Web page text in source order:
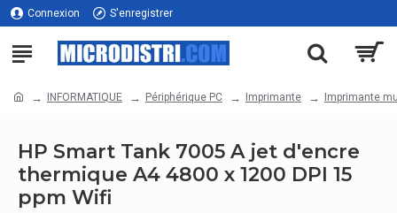
Connexion S'enregistrer
INFORMATIQUE Périphérique PC Imprimante Imprimante
HP Smart Tank 7005 A jet d'encre
thermique A4 4800 x 1200 DPI 15
ppm Wifi